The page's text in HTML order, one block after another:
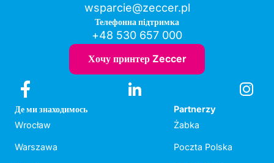
wsparcie@zeccer.pl
Телефонна підтримка
+48 530 657 000
Хочу принтер Zeccer
Де ми знаходимось
Wrocław
Warszawa
Partnerzy
Żabka
Poczta Polska